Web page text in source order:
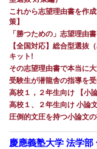
これから志望理由書を作
策】
「勝つための」志望理由
【全国対応】総合型選抜
キット!
その志望理由書で本当に
受験生が潜龍舎の指導を
高校１，２年生向け 【小論
高校１、２年生向け 小論
圧倒的文圧を持つ小論文
慶應義塾大学 法学部